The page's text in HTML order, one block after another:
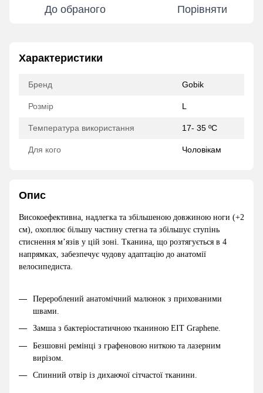
До обраного Порівняти
Характеристики
Бренд Gobik
Розмір L
Температура використання 17- 35 ºC
Для кого Чоловікам
Опис
Високоефективна, надлегка та збільшеною довжиною ноги (+2
см), охоплює більшу частину стегна та збільшує ступінь
стиснення м’язів у цій зоні. Тканина, що розтягується в 4
напрямках, забезпечує чудову адаптацію до анатомії
велосипедиста.
Перероблений анатомічний малюнок з прихованими
швами.
Замша з бактеріостатичною тканиною EIT Graphene.
Безшовні ремінці з графеновою ниткою та лазерним
вирізом.
Спинний отвір із дихаючої сітчастої тканини.